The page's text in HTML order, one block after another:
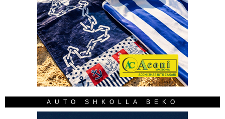
AUTO SHKOLLA BEKO